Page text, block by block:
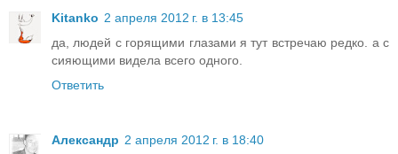
Kitanko 2 апреля 2012 г. в 13:45
да, людей с горящими глазами я тут встречаю редко. а с
сияющими видела всего одного.
Ответить
Александр 2 апреля 2012 г. в 18:40